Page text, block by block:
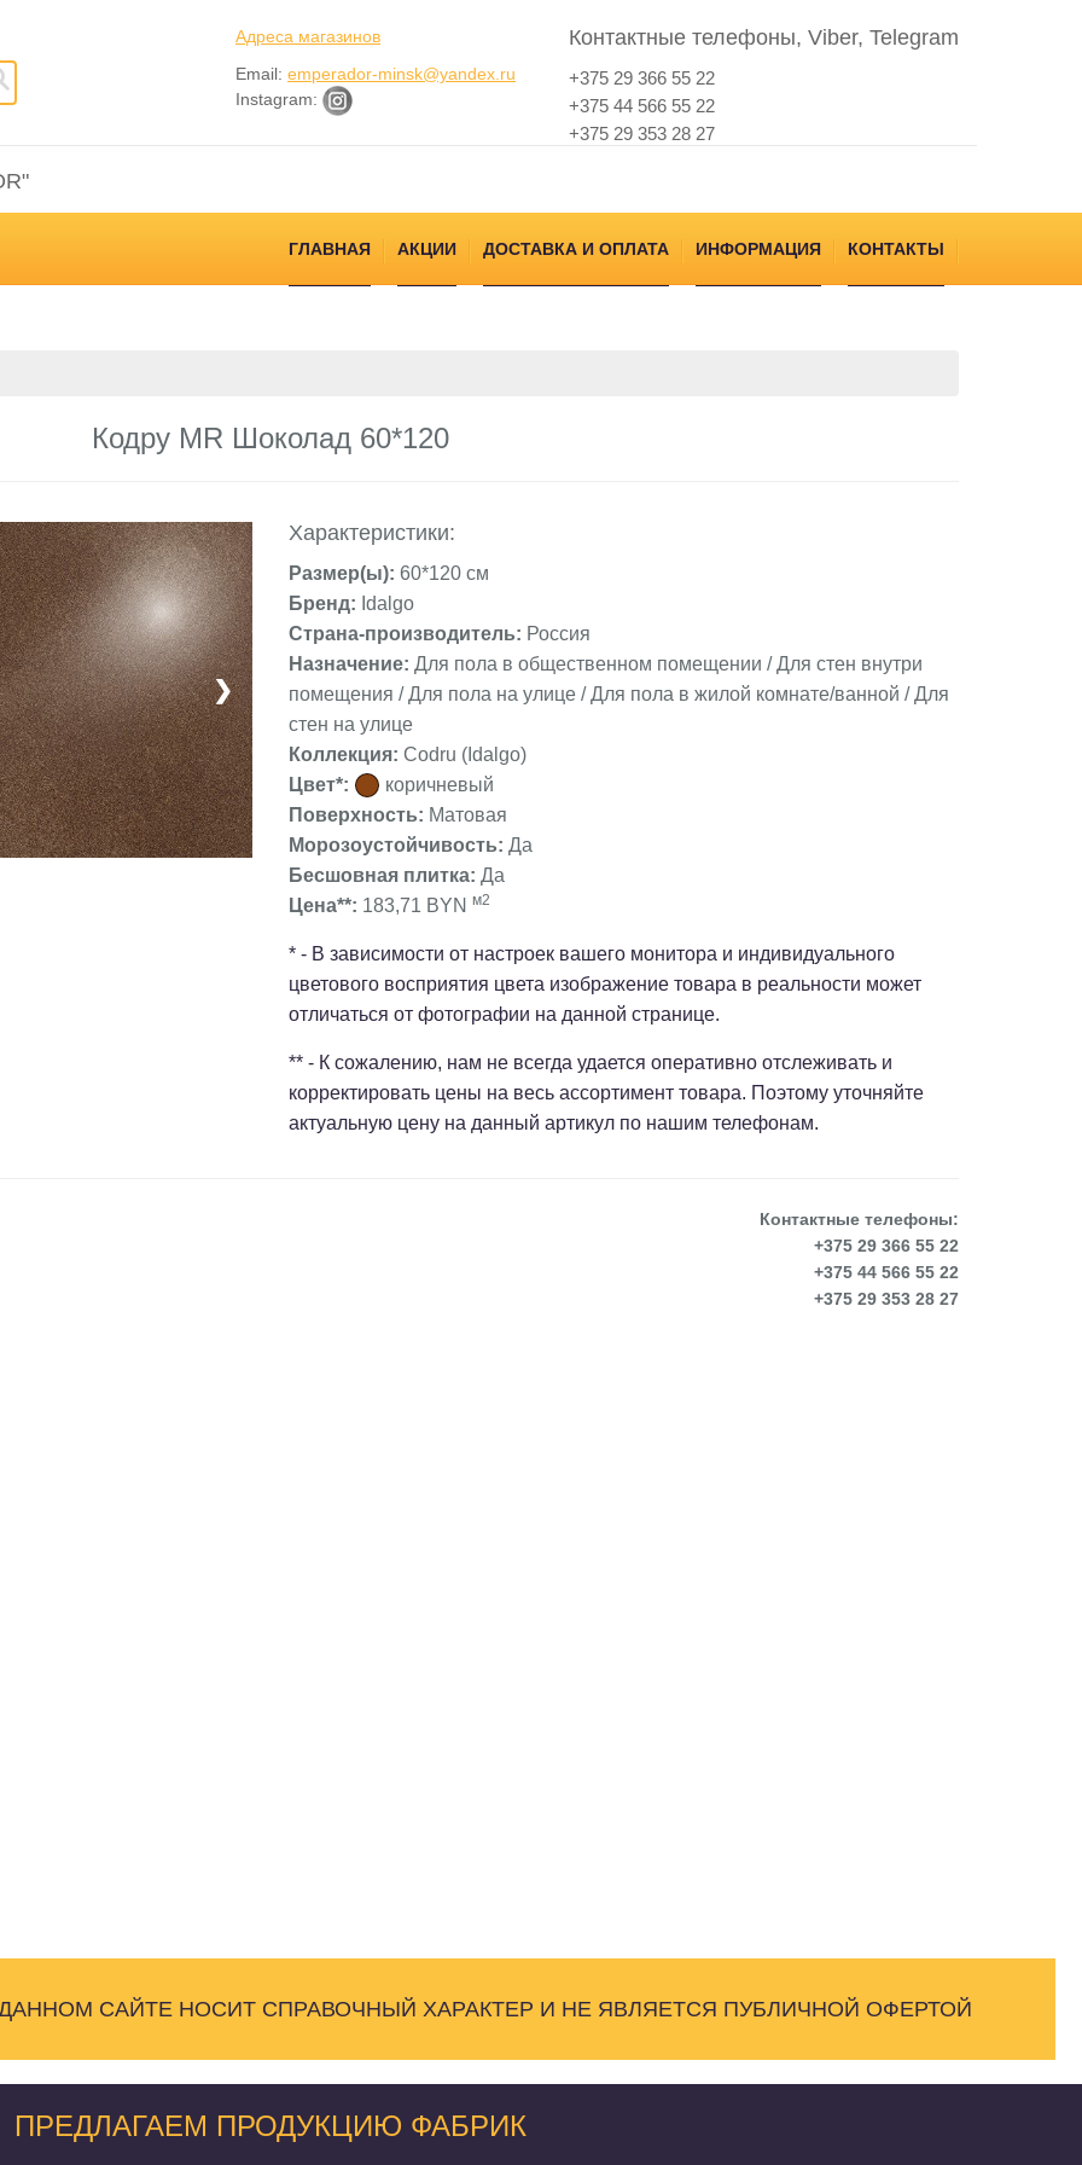
Адреса магазинов
Email: emperador-minsk@yandex.ru
Instagram:
Контактные телефоны, Viber, Telegram
+375 29 366 55 22
+375 44 566 55 22
+375 29 353 28 27
ГЛАВНАЯ АКЦИИ ДОСТАВКА И ОПЛАТА ИНФОРМАЦИЯ КОНТАКТЫ
Кодру MR Шоколад 60*120
❯
Характеристики:
Размер(ы): 60*120 см
Бренд: Idalgo
Страна-производитель: Россия
Назначение: Для пола в общественном помещении / Для стен внутри
помещения / Для пола на улице / Для пола в жилой комнате/ванной / Для
стен на улице
Коллекция: Codru (Idalgo)
Цвет*:
коричневый
Поверхность: Матовая
Морозоустойчивость: Да
Бесшовная плитка: Да
Цена**: 183,71 BYN м2
* - В зависимости от настроек вашего монитора и индивидуального
цветового восприятия цвета изображение товара в реальности может
отличаться от фотографии на данной странице.
** - К сожалению, нам не всегда удается оперативно отслеживать и
корректировать цены на весь ассортимент товара. Поэтому уточняйте
актуальную цену на данный артикул по нашим телефонам.
Контактные телефоны:
+375 29 366 55 22
+375 44 566 55 22
+375 29 353 28 27
САЙТЕ НОСИТ СПРАВОЧНЫЙ ХАРАКТЕР И НЕ ЯВЛЯЕТСЯ ПУБЛИЧНОЙ ОФЕРТОЙ
ПРЕДЛАГАЕМ ПРОДУКЦИЮ ФАБРИК